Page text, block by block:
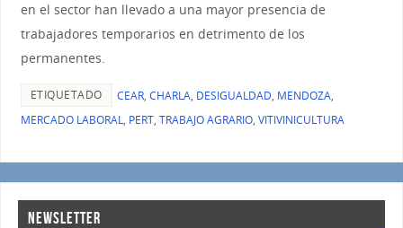
en el sector han llevado a una mayor presencia de
trabajadores temporarios en detrimento de los
permanentes.
ETIQUETADO CEAR, CHARLA, DESIGUALDAD, MENDOZA,
MERCADO LABORAL, PERT, TRABAJO AGRARIO, VITIVINICULTURA
NEWSLETTER